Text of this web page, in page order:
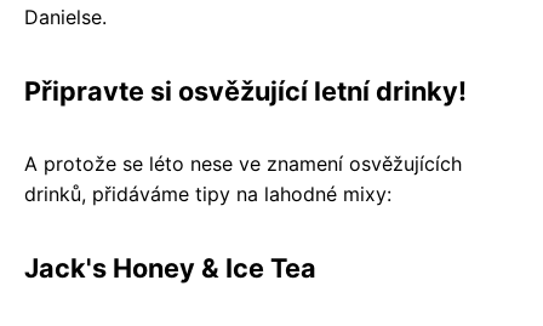
Danielse.
Připravte si osvěžující letní drinky!
A protože se léto nese ve znamení osvěžujících
drinků, přidáváme tipy na lahodné mixy:
Jack's Honey & Ice Tea